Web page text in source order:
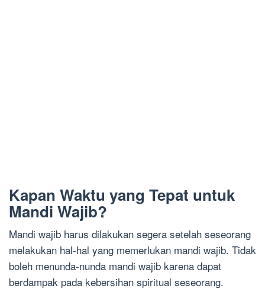
Kapan Waktu yang Tepat untuk
Mandi Wajib?
Mandi wajib harus dilakukan segera setelah seseorang
melakukan hal-hal yang memerlukan mandi wajib. Tidak
boleh menunda-nunda mandi wajib karena dapat
berdampak pada kebersihan spiritual seseorang.